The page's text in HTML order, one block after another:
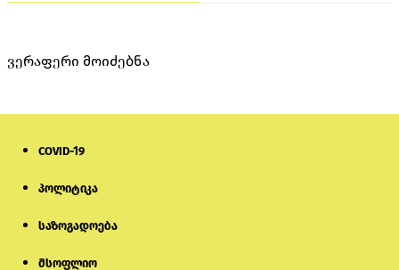
ვერაფერი მოიძებნა
COVID-19
პოლიტიკა
საზოგადოება
მსოფლიო